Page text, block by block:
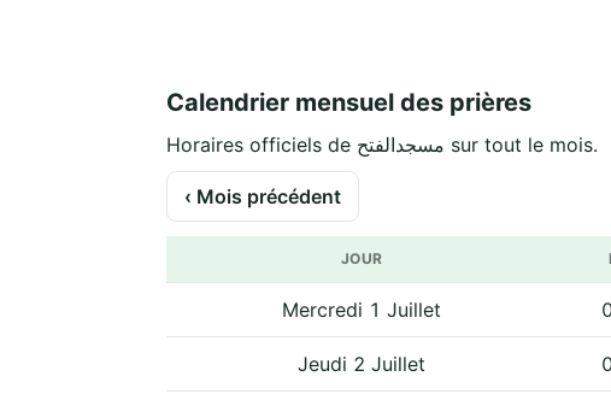
Calendrier mensuel des prières
Horaires officiels de مسجدالفتح sur tout le mois.
‹ Mois précédent
JOUR
Mercredi 1 Juillet
Jeudi 2 Juillet